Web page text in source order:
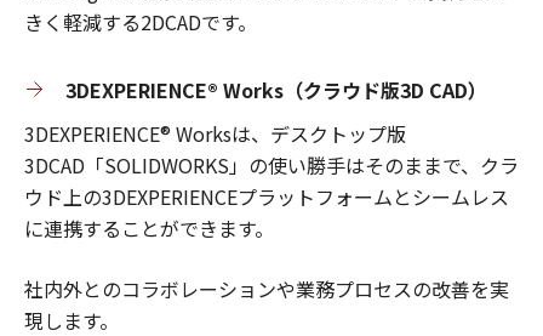
きく軽減する2DCADです。
3DEXPERIENCE® Works（クラウド版3D CAD）
3DEXPERIENCE® Worksは、デスクトップ版
3DCAD「SOLIDWORKS」の使い勝手はそのままで、クラ
ウド上の3DEXPERIENCEプラットフォームとシームレス
に連携することができます。
社内外とのコラボレーションや業務プロセスの改善を実
現します。